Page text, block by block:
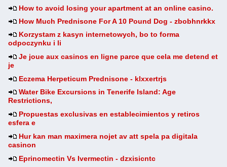
How to avoid losing your apartment at an online casino.
How Much Prednisone For A 10 Pound Dog - zbobhnrkkx
Korzystam z kasyn internetowych, bo to forma
odpoczynku i li
Je joue aux casinos en ligne parce que cela me detend et
je
Eczema Herpeticum Prednisone - klxxertrjs
Water Bike Excursions in Tenerife Island: Age
Restrictions,
Propuestas exclusivas en establecimientos y retiros
esfera e
Hur kan man maximera nojet av att spela pa digitala
casinon
Eprinomectin Vs Ivermectin - dzxisicntc